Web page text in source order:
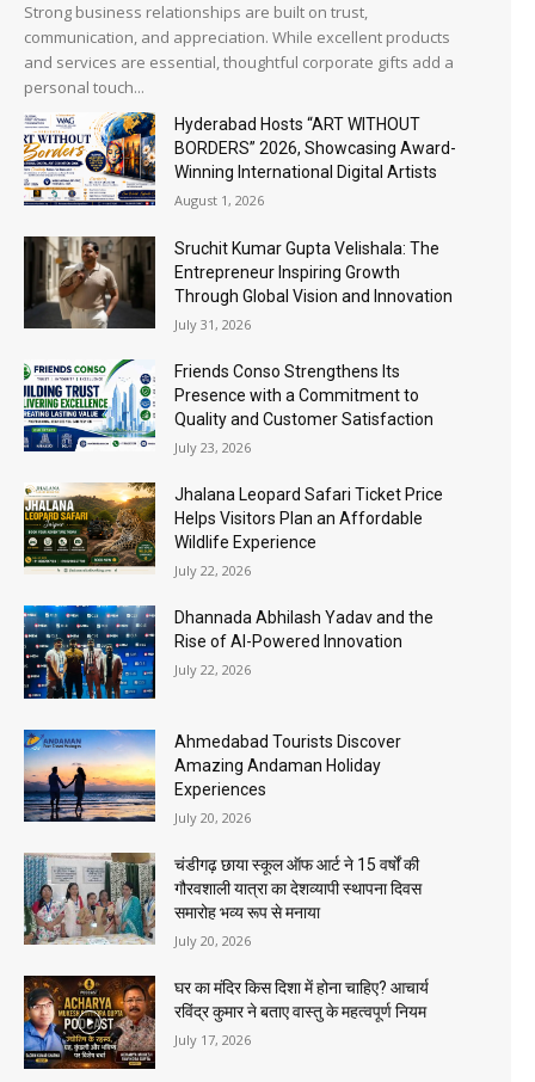
Strong business relationships are built on trust,
communication, and appreciation. While excellent products
and services are essential, thoughtful corporate gifts add a
personal touch...
Hyderabad Hosts “ART WITHOUT
BORDERS” 2026, Showcasing Award-
Winning International Digital Artists
August 1, 2026
Sruchit Kumar Gupta Velishala: The
Entrepreneur Inspiring Growth
Through Global Vision and Innovation
July 31, 2026
Friends Conso Strengthens Its
Presence with a Commitment to
Quality and Customer Satisfaction
July 23, 2026
Jhalana Leopard Safari Ticket Price
Helps Visitors Plan an Affordable
Wildlife Experience
July 22, 2026
Dhannada Abhilash Yadav and the
Rise of AI-Powered Innovation
July 22, 2026
Ahmedabad Tourists Discover
Amazing Andaman Holiday
Experiences
July 20, 2026
चंडीगढ़ छाया स्कूल ऑफ आर्ट ने 15 वर्षों की
गौरवशाली यात्रा का देशव्यापी स्थापना दिवस
समारोह भव्य रूप से मनाया
July 20, 2026
घर का मंदिर किस दिशा में होना चाहिए? आचार्य
रविंद्र कुमार ने बताए वास्तु के महत्वपूर्ण नियम
July 17, 2026